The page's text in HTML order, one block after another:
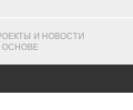
И НОВОСТИ
ОСНОВЕ